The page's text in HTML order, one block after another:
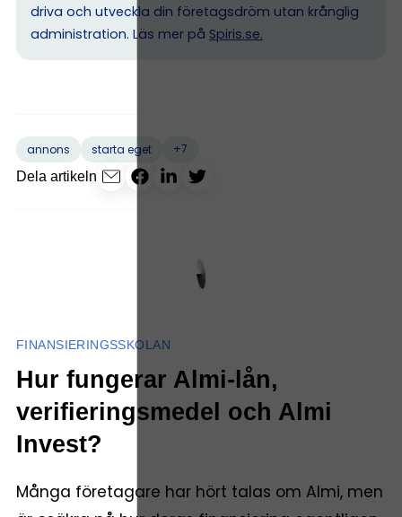
driva och utveckla din företagsdröm utan krånglig
administration. Läs mer på Spiris.se.
annons starta eget
+7
Dela artikeln
FINANSIERINGSSKOLAN
Hur fungerar Almi-lån,
verifieringsmedel och Almi
Invest?
Många företagare har hört talas om Almi, men